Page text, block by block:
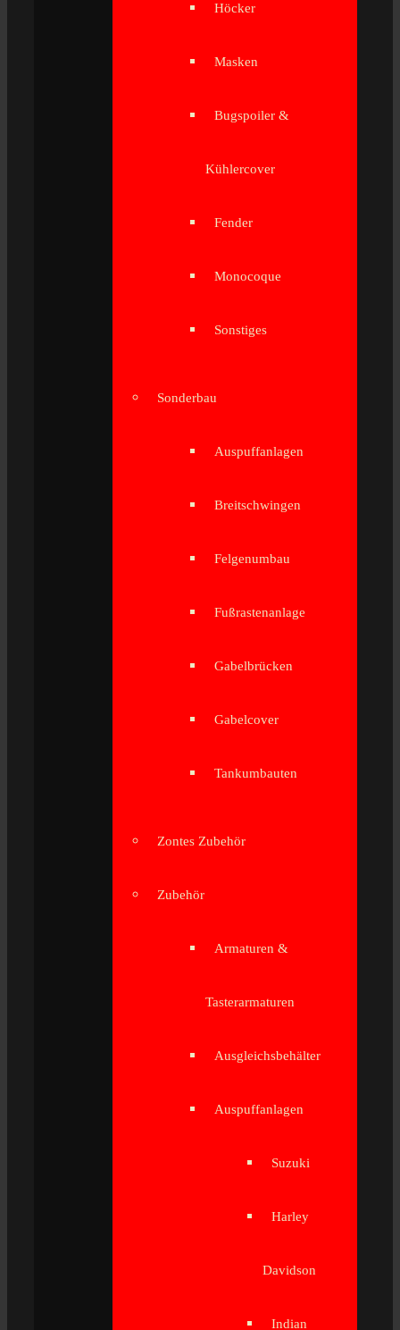
Höcker
Masken
Bugspoiler &
Kühlercover
Fender
Monocoque
Sonstiges
Sonderbau
Auspuffanlagen
Breitschwingen
Felgenumbau
Fußrastenanlage
Gabelbrücken
Gabelcover
Tankumbauten
Zontes Zubehör
Zubehör
Armaturen &
Tasterarmaturen
Ausgleichsbehälter
Auspuffanlagen
Suzuki
Harley
Davidson
Indian